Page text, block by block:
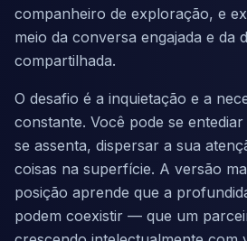
companheiro de exploração, e
meio da conversa engajada e da
compartilhada.
O desafio é a inquietação e a
constante. Você pode se
se assenta, dispersar a sua
coisas na superfície. A versão
posição aprende que a
podem coexistir — que um